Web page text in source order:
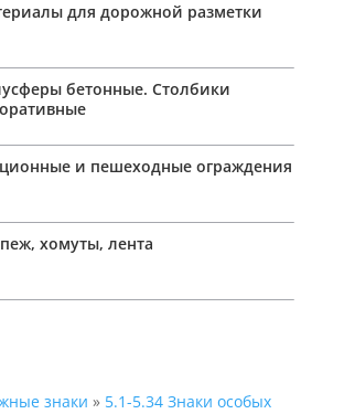
для дорожной разметки
бетонные. Столбики
и пешеходные ограждения
хомуты, лента
знаки » 5.1-5.34 Знаки особых